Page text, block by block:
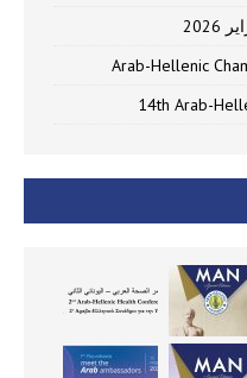
Arab-Hellenic